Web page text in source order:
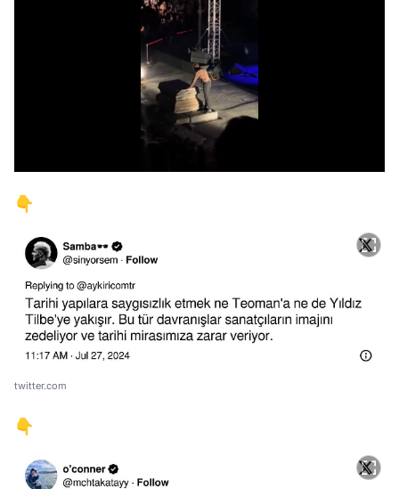
👇
twitter.com
👇